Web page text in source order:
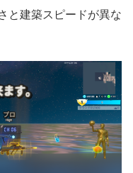
と建築スピードが異な